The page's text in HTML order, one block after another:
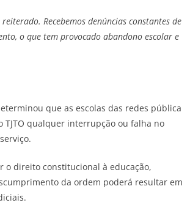
Recebemos denúncias constantes de
o que tem provocado abandono escolar e
que as escolas das redes pública
qualquer interrupção ou falha no
o direito constitucional à educação,
da ordem poderá resultar em